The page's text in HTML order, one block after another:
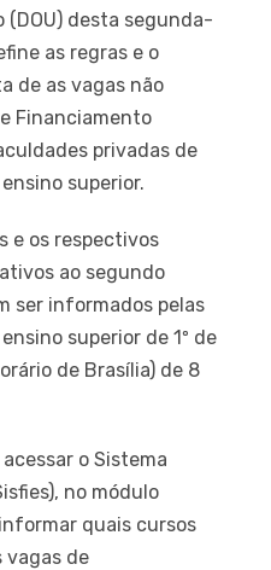
(DOU) desta segunda-
as regras e o
de as vagas não
Financiamento
privadas de
superior.
e os respectivos
ao segundo
ser informados pelas
superior de 1º de
de Brasília) de 8
o Sistema
no módulo
quais cursos
vagas de